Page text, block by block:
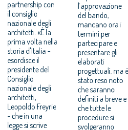
partnership con
il consiglio
nazionale degli
architetti. «È la
prima volta nella
storia d'Italia -
esordisce il
presidente del
Consiglio
nazionale degli
architetti,
Leopoldo Freyrie
- che in una
legge si scrive
l’approvazione
del bando,
mancano ora i
termini per
partecipare e
presentare gli
elaborati
progettuali, ma è
stato reso noto
che saranno
definiti a breve e
che tutte le
procedure si
svolgeranno